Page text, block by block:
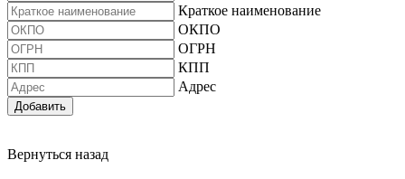
Краткое наименование
ОКПО
ОГРН
КПП
Адрес
Добавить
Вернуться назад